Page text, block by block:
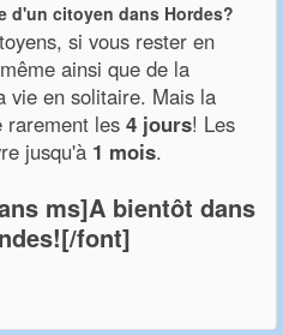
d'un citoyen dans Hordes?
si vous rester en
ainsi que de la
vie en solitaire. Mais la
rarement les 4 jours! Les
jusqu'à 1 mois.
ms]A bientôt dans
font]